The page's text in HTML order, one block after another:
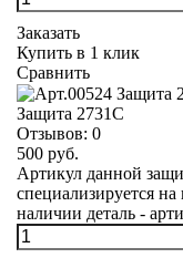
Заказать
Купить в 1 клик
Сравнить
Защита 2731С
Отзывов: 0
500 руб.
Артикул данной
специализируется
наличии деталь -